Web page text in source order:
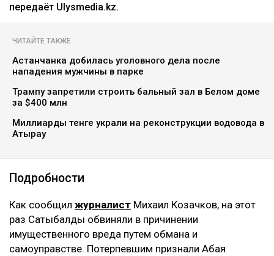
передаёт Ulysmedia.kz.
ЧИТАЙТЕ ТАКЖЕ
Астанчанка добилась уголовного дела после
нападения мужчины в парке
Трампу запретили строить бальный зал в Белом доме
за $400 млн
Миллиарды тенге украли на реконструкции водовода в
Атырау
Подробности
Как сообщил журналист Михаил Козачков, на этот
раз Сатыбалды обвиняли в причинении
имущественного вреда путем обмана и
самоуправстве. Потерпевшим признали Абая